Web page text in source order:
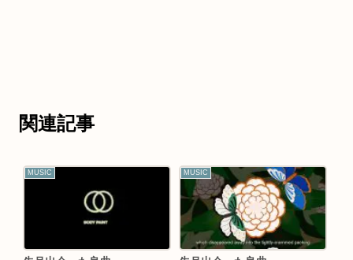
関連記事
MUSIC MUSIC